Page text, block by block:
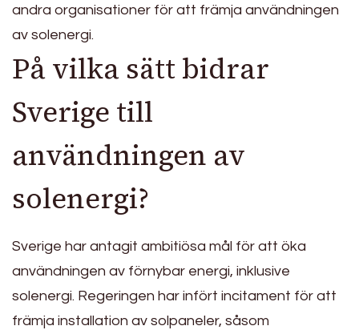
andra organisationer för att främja användningen
av solenergi.
På vilka sätt bidrar
Sverige till
användningen av
solenergi?
Sverige har antagit ambitiösa mål för att öka
användningen av förnybar energi, inklusive
solenergi. Regeringen har infört incitament för att
främja installation av solpaneler, såsom